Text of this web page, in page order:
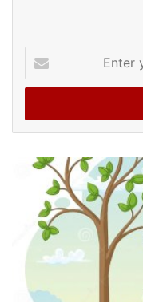
your
Email